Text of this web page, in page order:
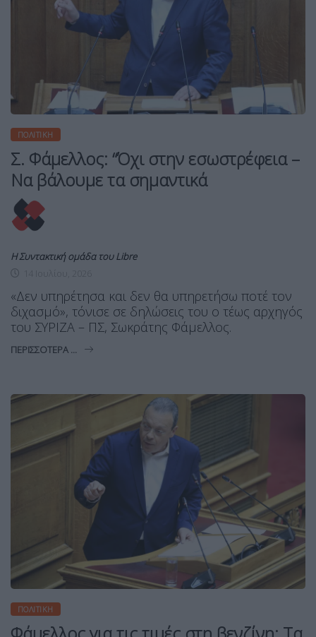
ΠΟΛΙΤΙΚΉ
Σ. Φάμελλος: “Όχι στην εσωστρέφεια –
Να βάλουμε τα σημαντικά
Η Συντακτική ομάδα του Libre
«Δεν υπηρέτησα και δεν θα υπηρετήσω ποτέ τον
διχασμό», τόνισε σε δηλώσεις του ο τέως αρχηγός
του ΣΥΡΙΖΑ – ΠΣ, Σωκράτης Φάμελλος.
ΠΕΡΙΣΣΌΤΕΡΑ ...
ΠΟΛΙΤΙΚΉ